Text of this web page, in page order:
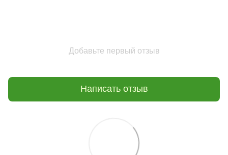
Добавьте первый отзыв
Написать отзыв